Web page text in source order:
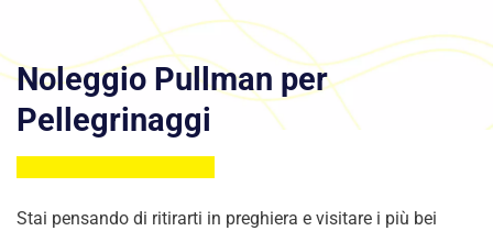
Noleggio Pullman per
Pellegrinaggi
Stai pensando di ritirarti in preghiera e visitare i più bei